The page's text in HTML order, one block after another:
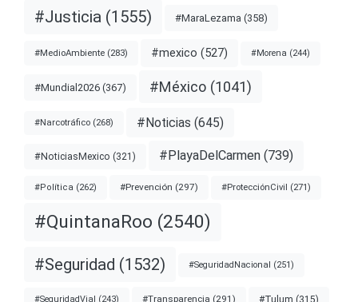
#Justicia (1555) #MaraLezama (358)
#MedioAmbiente (283) #mexico (527) #Morena (244)
#Mundial2026 (367) #México (1041)
#Narcotráfico (268) #Noticias (645)
#NoticiasMexico (321) #PlayaDelCarmen (739)
#Política (262) #Prevención (297) #ProtecciónCivil (271)
#QuintanaRoo (2540)
#Seguridad (1532) #SeguridadNacional (251)
#SeguridadVial (243) #Transparencia (291) #Tulum (315)